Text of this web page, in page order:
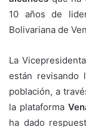
10 años de
Bolivariana de
La
están revisando
población, a
la plataforma
ha dado